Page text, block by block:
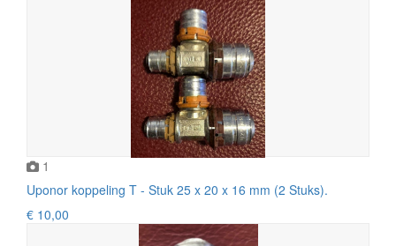
1
Uponor koppeling T - Stuk 25 x 20 x 16 mm (2 Stuks).
€ 10,00